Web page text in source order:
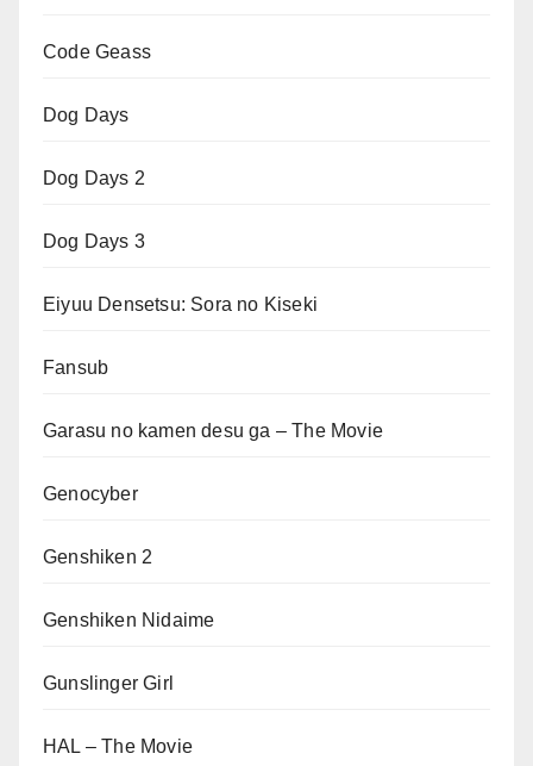
Code Geass
Dog Days
Dog Days 2
Dog Days 3
Eiyuu Densetsu: Sora no Kiseki
Fansub
Garasu no kamen desu ga – The Movie
Genocyber
Genshiken 2
Genshiken Nidaime
Gunslinger Girl
HAL – The Movie